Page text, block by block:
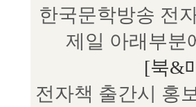
한국문학방송 전
제일 아래부분
[북&
전자책 출간시 홍